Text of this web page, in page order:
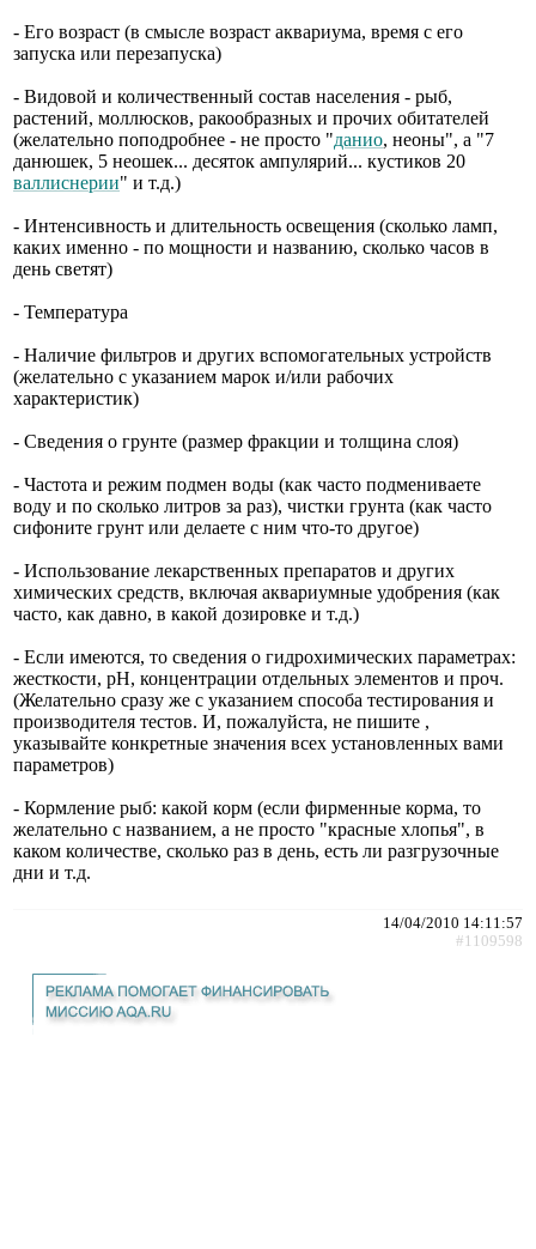
- Его возраст (в смысле возраст аквариума, время с его
запуска или перезапуска)
- Видовой и количественный состав населения - рыб,
растений, моллюсков, ракообразных и прочих обитателей
(желательно поподробнее - не просто "данио, неоны", а "7
данюшек, 5 неошек... десяток ампулярий... кустиков 20
валлиснерии" и т.д.)
- Интенсивность и длительность освещения (сколько ламп,
каких именно - по мощности и названию, сколько часов в
день светят)
- Температура
- Наличие фильтров и других вспомогательных устройств
(желательно с указанием марок и/или рабочих
характеристик)
- Сведения о грунте (размер фракции и толщина слоя)
- Частота и режим подмен воды (как часто подмениваете
воду и по сколько литров за раз), чистки грунта (как часто
сифоните грунт или делаете с ним что-то другое)
- Использование лекарственных препаратов и других
химических средств, включая аквариумные удобрения (как
часто, как давно, в какой дозировке и т.д.)
- Если имеются, то сведения о гидрохимических параметрах:
жесткости, рН, концентрации отдельных элементов и проч.
(Желательно сразу же с указанием способа тестирования и
производителя тестов. И, пожалуйста, не пишите ,
указывайте конкретные значения всех установленных вами
параметров)
- Кормление рыб: какой корм (если фирменные корма, то
желательно с названием, а не просто "красные хлопья", в
каком количестве, сколько раз в день, есть ли разгрузочные
дни и т.д.
14/04/2010 14:11:57
#1109598